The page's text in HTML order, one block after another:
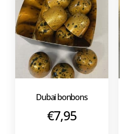
Dubai bonbons
€7,95